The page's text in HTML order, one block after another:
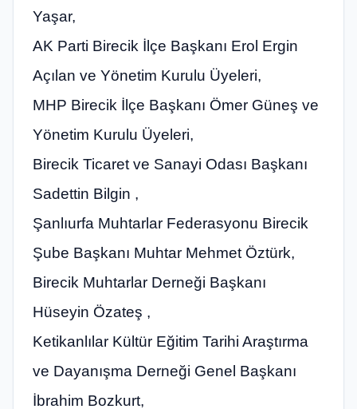
Yaşar,
AK Parti Birecik İlçe Başkanı Erol Ergin
Açılan ve Yönetim Kurulu Üyeleri,
MHP Birecik İlçe Başkanı Ömer Güneş ve
Yönetim Kurulu Üyeleri,
Birecik Ticaret ve Sanayi Odası Başkanı
Sadettin Bilgin ,
Şanlıurfa Muhtarlar Federasyonu Birecik
Şube Başkanı Muhtar Mehmet Öztürk,
Birecik Muhtarlar Derneği Başkanı
Hüseyin Özateş ,
Ketikanlılar Kültür Eğitim Tarihi Araştırma
ve Dayanışma Derneği Genel Başkanı
İbrahim Bozkurt,